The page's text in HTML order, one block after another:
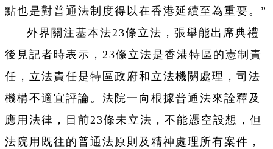
點也是對普通法制度得以在香港延續至為重要。”
外界關注基本法23條立法，張舉能出席典禮
後見記者時表示，23條立法是香港特區的憲制責
任，立法責任是特區政府和立法機關處理，司法
機構不適宜評論。法院一向根據普通法來詮釋及
應用法律，目前23條未立法，不能憑空設想，但
法院用既往的普通法原則及精神處理所有案件，